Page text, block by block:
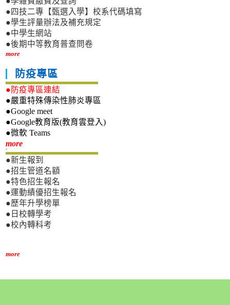
●四技二專【甄選入學】校系代碼填寫
●學生評量辦法及補充規定
●中學生網站
●後期中等教育普查問卷
more
防疫專區
●防疫專區連結
●嚴重特殊傳染性肺炎專區
●Google meet
●Google教育版(教育雲登入)
●微軟 Teams
more新生專區
●新生報到
●招生管道名額
●特色招生報名
●運動績優招生報名
●歷年升學榜單
●日校轉學考
●校內轉科考
more